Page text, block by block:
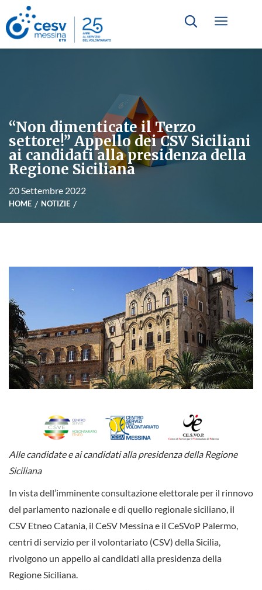
“Non dimenticate il Terzo
settore!” Appello dei CSV Siciliani
ai candidati alla presidenza della
Regione Siciliana
20 Settembre 2022
HOME NOTIZIE
Alle candidate e ai candidati alla presidenza della Regione
Siciliana
In vista dell’imminente consultazione elettorale per il rinnovo
del parlamento nazionale e di quello regionale siciliano, il
CSV Etneo Catania, il CeSV Messina e il CeSVoP Palermo,
centri di servizio per il volontariato (CSV) della Sicilia,
rivolgono un appello ai candidati alla presidenza della
Regione Siciliana.